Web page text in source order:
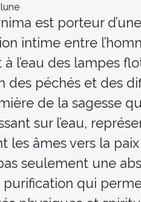
est porteur
intime entre
l’eau des lampes
des péchés et des
de la sagesse
sur l’eau,
les âmes vers la
seulement une
qui